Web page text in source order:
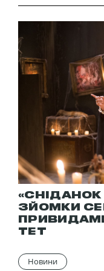
«СНІДАНОК
ЗЙОМКИ
ТЕТ
Новини